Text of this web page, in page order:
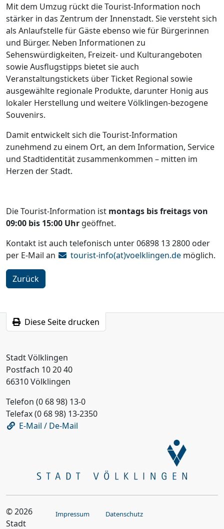
Mit dem Umzug rückt die Tourist-Information noch
stärker in das Zentrum der Innenstadt. Sie versteht sich
als Anlaufstelle für Gäste ebenso wie für Bürgerinnen
und Bürger. Neben Informationen zu
Sehenswürdigkeiten, Freizeit- und Kulturangeboten
sowie Ausflugstipps bietet sie auch
Veranstaltungstickets über Ticket Regional sowie
ausgewählte regionale Produkte, darunter Honig aus
lokaler Herstellung und weitere Völklingen-bezogene
Souvenirs.
Damit entwickelt sich die Tourist-Information
zunehmend zu einem Ort, an dem Information, Service
und Stadtidentität zusammenkommen – mitten im
Herzen der Stadt.
Die Tourist-Information ist montags bis freitags von
09:00 bis 15:00 Uhr geöffnet.
Kontakt ist auch telefonisch unter 06898 13 2800 oder
per E-Mail an
tourist-info(at)voelklingen.demöglich.
Zurück
Diese Seite drucken
Stadt Völklingen
Postfach 10 20 40
66310 Völklingen
Telefon (0 68 98) 13-0
Telefax (0 68 98) 13-2350
E-Mail / De-Mail
© 2026
Stadt
Impressum
Datenschutz